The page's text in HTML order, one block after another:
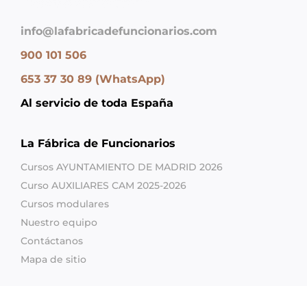
info@lafabricadefuncionarios.com
900 101 506
653 37 30 89 (WhatsApp)
Al servicio de toda España
La Fábrica de Funcionarios
Cursos AYUNTAMIENTO DE MADRID 2026
Curso AUXILIARES CAM 2025-2026
Cursos modulares
Nuestro equipo
Contáctanos
Mapa de sitio